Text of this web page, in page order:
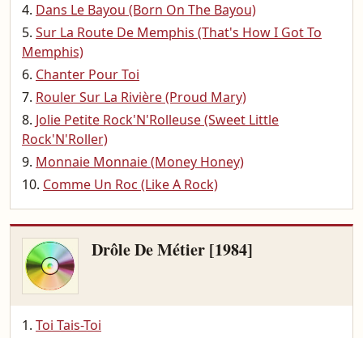
Dans Le Bayou (Born On The Bayou)
Sur La Route De Memphis (That's How I Got To
Memphis)
Chanter Pour Toi
Rouler Sur La Rivière (Proud Mary)
Jolie Petite Rock'N'Rolleuse (Sweet Little
Rock'N'Roller)
Monnaie Monnaie (Money Honey)
Comme Un Roc (Like A Rock)
Drôle De Métier [1984]
Toi Tais-Toi